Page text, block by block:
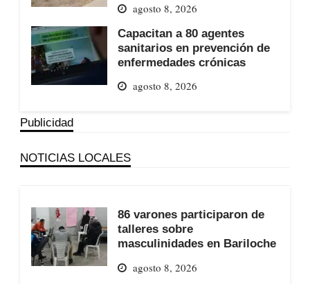
agosto 8, 2026
Capacitan a 80 agentes
sanitarios en prevención de
enfermedades crónicas
agosto 8, 2026
Publicidad
NOTICIAS LOCALES
86 varones participaron de
talleres sobre
masculinidades en Bariloche
agosto 8, 2026